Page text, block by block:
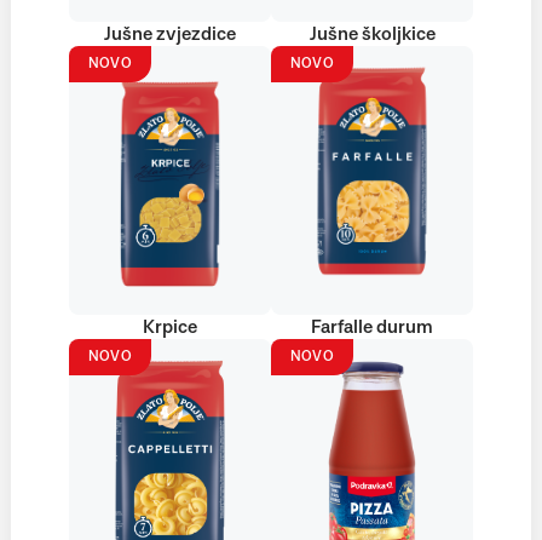
Jušne zvjezdice Jušne školjkice
NOVO
Krpice
NOVO
Farfalle durum
NOVO NOVO